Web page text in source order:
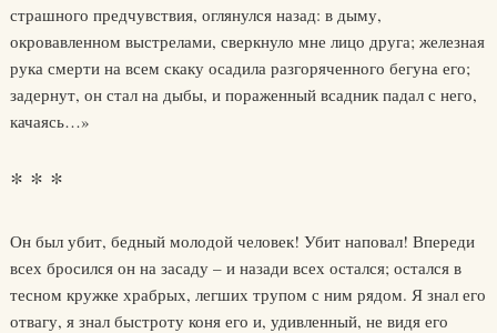
страшного предчувствия, оглянулся назад: в дыму,
окровавленном выстрелами, сверкнуло мне лицо друга; железная
рука смерти на всем скаку осадила разгоряченного бегуна его;
задернут, он стал на дыбы, и пораженный всадник падал с него,
качаясь…»
* * *
Он был убит, бедный молодой человек! Убит наповал! Впереди
всех бросился он на засаду – и назади всех остался; остался в
тесном кружке храбрых, легших трупом с ним рядом. Я знал его
отвагу, я знал быстроту коня его и, удивленный, не видя его